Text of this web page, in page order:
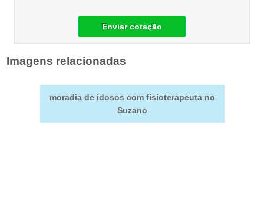
Enviar cotação
Imagens relacionadas
moradia de idosos com fisioterapeuta no
Suzano